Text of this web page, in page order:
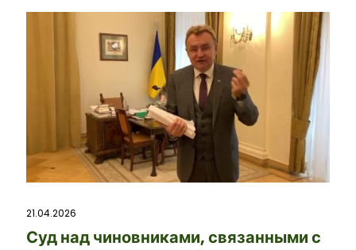
21.04.2026
Суд над чиновниками, связанными с